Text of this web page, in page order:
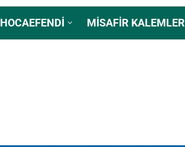
HOCAEFENDI MISAFIR KALEMLER